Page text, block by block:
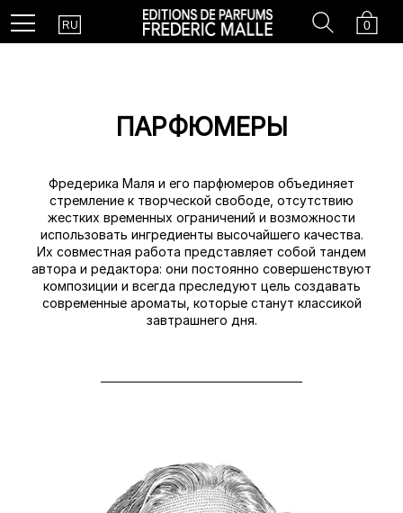
Menu Country
RU Cart
0
Search
ПАРФЮМЕРЫ
Фредерика Маля и его парфюмеров объединяет
стремление к творческой свободе, отсутствию
жестких временных ограничений и возможности
использовать ингредиенты высочайшего качества.
Их совместная работа представляет собой тандем
автора и редактора: они постоянно совершенствуют
композиции и всегда преследуют цель создавать
современные ароматы, которые станут классикой
завтрашнего дня.